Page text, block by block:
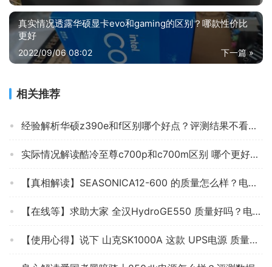
真实情况透露华硕显卡evo和gaming的区别？哪款性价比
更好
下一篇 »
2022/09/06 08:02
相关推荐
经验解析华硕z390e和f区别哪个好点？评测结果不看后悔
实际情况解读酷冷至尊c700p和c700m区别 哪个更好用？谁是性价比之王
【真相解读】SEASONICA12-600 的质量怎么样？电源 使用效果评测揭秘，不看后悔
【在线等】求助大家 全汉HydroGE550 质量好吗？电源 怎么样挑选适合自己的？
【使用心得】说下 山克SK1000A 这款 UPS电源 质量怎么样？评测效果不理想？